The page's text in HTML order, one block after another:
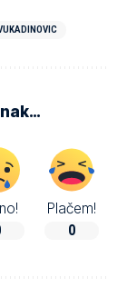
Plačem!
0